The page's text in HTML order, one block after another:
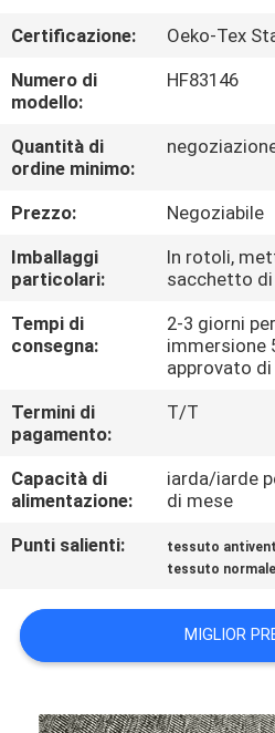
DELLA
FABBRICA
CONTROLLO
DI
QUALITÀ
CONTATTICI
NOTIZIE
CASI
COMPANY
NEWS
MAPPA
DEL
Certificazione:
Oeko-Tex
Numero di
modello:
HF83146
Quantità di
ordine minimo:
Prezzo:
Negoziabile
Imballaggi
particolari:
In rotoli,
sacchetto
Tempi di
consegna:
2-3 giorni
immersione
approvato
Termini di
pagamento:
T/T
Capacità di
alimentazione:
iarda/iarde
di mese
Punti salienti:
tessuto
tessuto normale
MIGLIOR